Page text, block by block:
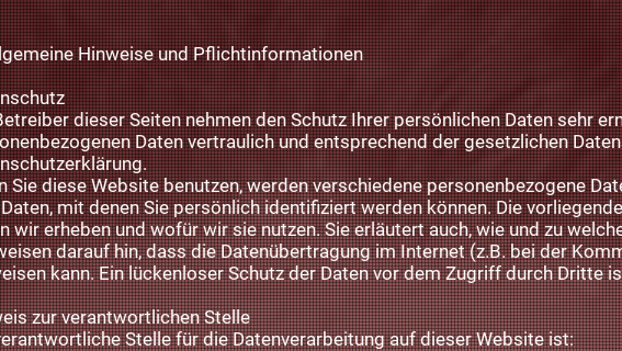
Hinweise und Pflichtinformationen
dieser Seiten nehmen den Schutz Ihrer persönlichen Daten sehr
Daten vertraulich und entsprechend der gesetzlichen
Sie diese Website benutzen, werden verschiedene personenbezogene
mit denen Sie persönlich identifiziert werden können. Die
wir erheben und wofür wir sie nutzen. Sie erläutert auch, wie und zu
darauf hin, dass die Datenübertragung im Internet (z.B. bei der
kann. Ein lückenloser Schutz der Daten vor dem Zugriff durch Dritte
zur verantwortlichen Stelle
Stelle für die Datenverarbeitung auf dieser Website ist: